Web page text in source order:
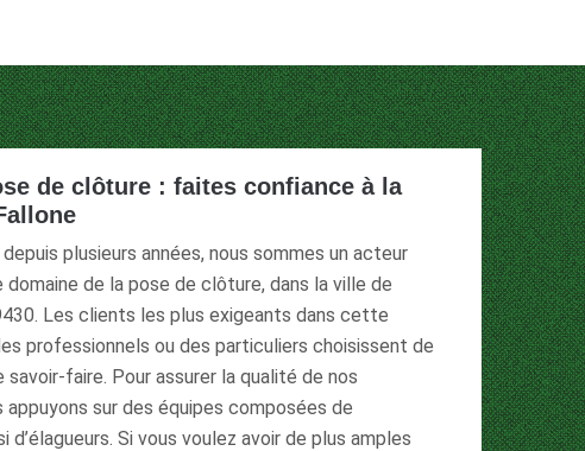
de clôture : faites confiance à la
plusieurs années, nous sommes un acteur
domaine de la pose de clôture, dans la ville de
Les clients les plus exigeants dans cette
professionnels ou des particuliers choisissent de
faire. Pour assurer la qualité de nos
appuyons sur des équipes composées de
d’élagueurs. Si vous voulez avoir de plus amples